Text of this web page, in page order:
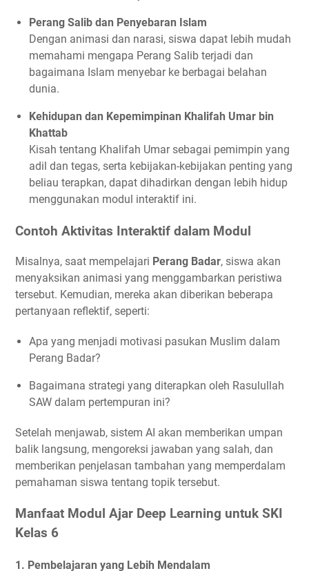
Perang Salib dan Penyebaran Islam
Dengan animasi dan narasi, siswa dapat lebih mudah
memahami mengapa Perang Salib terjadi dan
bagaimana Islam menyebar ke berbagai belahan
dunia.
Kehidupan dan Kepemimpinan Khalifah Umar bin
Khattab
Kisah tentang Khalifah Umar sebagai pemimpin yang
adil dan tegas, serta kebijakan-kebijakan penting yang
beliau terapkan, dapat dihadirkan dengan lebih hidup
menggunakan modul interaktif ini.
Contoh Aktivitas Interaktif dalam Modul
Misalnya, saat mempelajari Perang Badar, siswa akan
menyaksikan animasi yang menggambarkan peristiwa
tersebut. Kemudian, mereka akan diberikan beberapa
pertanyaan reflektif, seperti:
Apa yang menjadi motivasi pasukan Muslim dalam
Perang Badar?
Bagaimana strategi yang diterapkan oleh Rasulullah
SAW dalam pertempuran ini?
Setelah menjawab, sistem AI akan memberikan umpan
balik langsung, mengoreksi jawaban yang salah, dan
memberikan penjelasan tambahan yang memperdalam
pemahaman siswa tentang topik tersebut.
Manfaat Modul Ajar Deep Learning untuk SKI
Kelas 6
1. Pembelajaran yang Lebih Mendalam